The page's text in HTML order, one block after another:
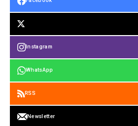
Instagram
WhatsApp
RSS
Newsletter